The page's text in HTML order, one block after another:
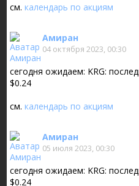
см.календарь по акциям
Амиран
04 октября 2023, 00:30
сегодня ожидаем: KRG:
$0.24
см.календарь по акциям
Амиран
05 июля 2023, 00:30
сегодня ожидаем: KRG:
$0.24